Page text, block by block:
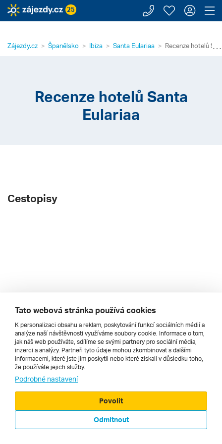
25 Zavolejte
Moje
⋯
Zájezdy.cz Španělsko Ibiza Santa Eulariaa Recenze hotelů
Recenze hotelů Santa
Eulariaa
Cestopisy
© 2000 - 2026, Zájezdy.cz
Tato webová stránka používá cookies
K personalizaci obsahu a reklam, poskytování funkcí sociálních médií a
analýze naší návštěvnosti využíváme soubory cookie. Informace o tom,
jak náš web používáte, sdílíme se svými partnery pro sociální média,
inzerci a analýzy. Partneři tyto údaje mohou zkombinovat s dalšími
informacemi, které jste jim poskytli nebo které získali v důsledku toho,
že používáte jejich služby.
Podrobné nastavení
Odmítnout
Povolit